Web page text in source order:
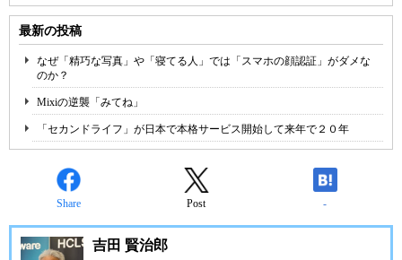
最新の投稿
なぜ「精巧な写真」や「寝てる人」では「スマホの顔認証」がダメな
のか？
Mixiの逆襲「みてね」
「セカンドライフ」が日本で本格サービス開始して来年で２０年
Share Post -
吉田 賢治郎